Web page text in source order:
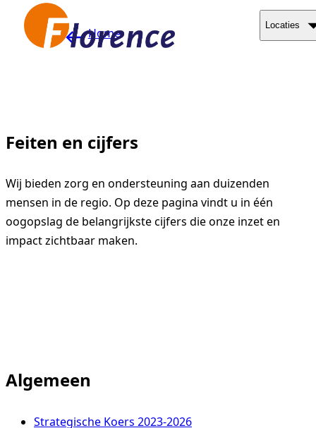
Naar hoofdinhoud
Locaties
Home
Feiten en cijfers
Wij bieden zorg en ondersteuning aan duizenden
mensen in de regio. Op deze pagina vindt u in één
oogopslag de belangrijkste cijfers die onze inzet en
impact zichtbaar maken.
Algemeen
Strategische Koers 2023-2026